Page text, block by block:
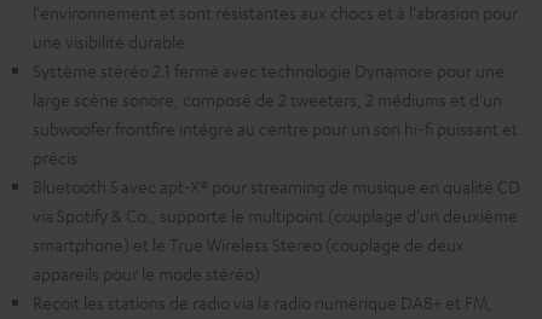
l'environnement et sont résistantes aux chocs et à l'abrasion pour
une visibilité durable
Système stéréo 2.1 fermé avec technologie Dynamore pour une
large scène sonore, composé de 2 tweeters, 2 médiums et d'un
subwoofer frontfire intégré au centre pour un son hi-fi puissant et
précis
Bluetooth 5 avec apt-X® pour streaming de musique en qualité CD
via Spotify & Co., supporte le multipoint (couplage d'un deuxième
smartphone) et le True Wireless Stereo (couplage de deux
appareils pour le mode stéréo)
Reçoit les stations de radio via la radio numérique DAB+ et FM,